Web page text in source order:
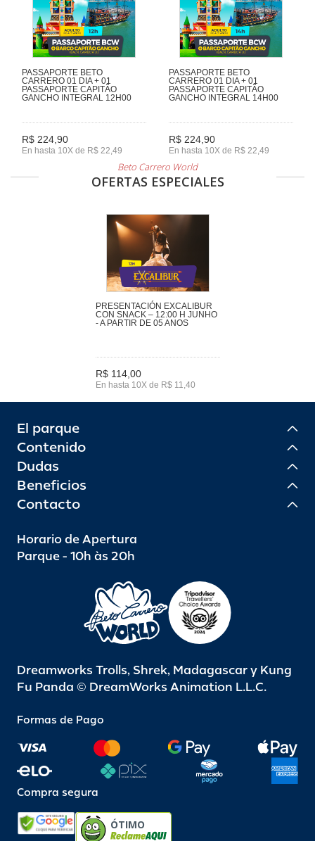
PASSAPORTE BETO
CARRERO 01 DIA + 01
PASSAPORTE CAPITÃO
GANCHO INTEGRAL 12H00
R$ 224,90
En hasta 10X de R$ 22,49
PASSAPORTE BETO
CARRERO 01 DIA + 01
PASSAPORTE CAPITÃO
GANCHO INTEGRAL 14H00
R$ 224,90
En hasta 10X de R$ 22,49
Beto Carrero World
OFERTAS ESPECIALES
PRESENTACIÓN EXCALIBUR
CON SNACK – 12:00 H JUNHO
- A PARTIR DE 05 ANOS
R$ 114,00
En hasta 10X de R$ 11,40
El parque
Contenido
Dudas
Beneficios
Contacto
Horario de Apertura
Parque - 10h às 20h
Dreamworks Trolls, Shrek, Madagascar y Kung
Fu Panda © DreamWorks Animation L.L.C.
Formas de Pago
Compra segura
ÓTIMO